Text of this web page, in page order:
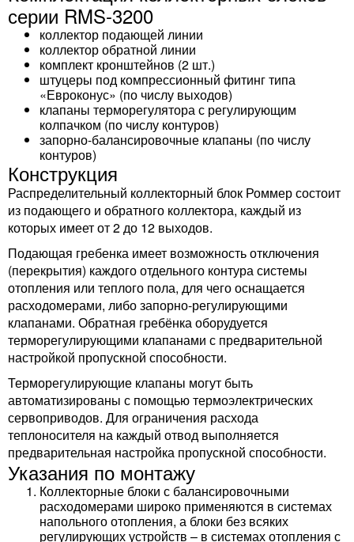
серии RMS-3200
коллектор подающей линии
коллектор обратной линии
комплект кронштейнов (2 шт.)
штуцеры под компрессионный фитинг типа
«Евроконус» (по числу выходов)
клапаны терморегулятора с регулирующим
колпачком (по числу контуров)
запорно-балансировочные клапаны (по числу
контуров)
Конструкция
Распределительный коллекторный блок Роммер состоит
из подающего и обратного коллектора, каждый из
которых имеет от 2 до 12 выходов.
Подающая гребенка имеет возможность отключения
(перекрытия) каждого отдельного контура системы
отопления или теплого пола, для чего оснащается
расходомерами, либо запорно-регулирующими
клапанами. Обратная гребёнка оборудуется
терморегулирующими клапанами с предварительной
настройкой пропускной способности.
Терморегулирующие клапаны могут быть
автоматизированы с помощью термоэлектрических
сервоприводов. Для ограничения расхода
теплоносителя на каждый отвод выполняется
предварительная настройка пропускной способности.
Указания по монтажу
Коллекторные блоки с балансировочными
расходомерами широко применяются в системах
напольного отопления, а блоки без всяких
регулирующих устройств – в системах отопления с